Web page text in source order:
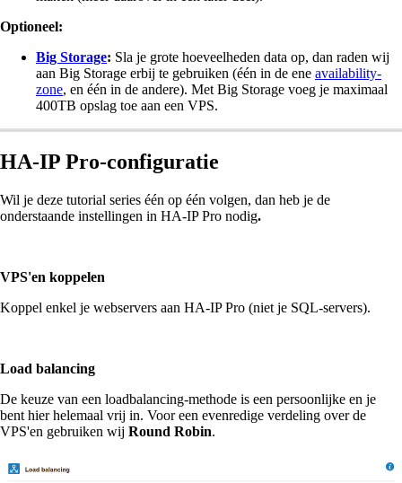
Optioneel:
Big Storage: Sla je grote hoeveelheden data op, dan raden wij
aan Big Storage erbij te gebruiken (één in de ene availability-
zone, en één in de andere). Met Big Storage voeg je maximaal
400TB opslag toe aan een VPS.
HA-IP Pro-configuratie
Wil je deze tutorial series één op één volgen, dan heb je de
onderstaande instellingen in HA-IP Pro nodig.
VPS'en koppelen
Koppel enkel je webservers aan HA-IP Pro (niet je SQL-servers).
Load balancing
De keuze van een loadbalancing-methode is een persoonlijke en je
bent hier helemaal vrij in. Voor een evenredige verdeling over de
VPS'en gebruiken wij Round Robin.